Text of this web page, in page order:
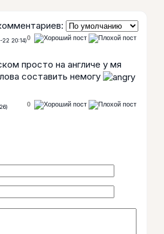
0
22 20:14)
просто на англиче у мя
составить немогу
0